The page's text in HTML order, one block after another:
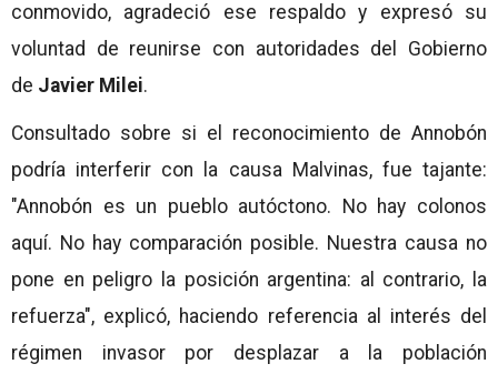
conmovido, agradeció ese respaldo y expresó su
voluntad de reunirse con autoridades del Gobierno
de Javier Milei.
Consultado sobre si el reconocimiento de Annobón
podría interferir con la causa Malvinas, fue tajante:
"Annobón es un pueblo autóctono. No hay colonos
aquí. No hay comparación posible. Nuestra causa no
pone en peligro la posición argentina: al contrario, la
refuerza", explicó, haciendo referencia al interés del
régimen invasor por desplazar a la población